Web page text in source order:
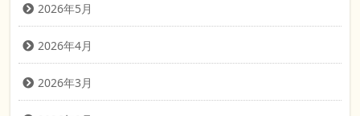
2026年5月
2026年4月
2026年3月